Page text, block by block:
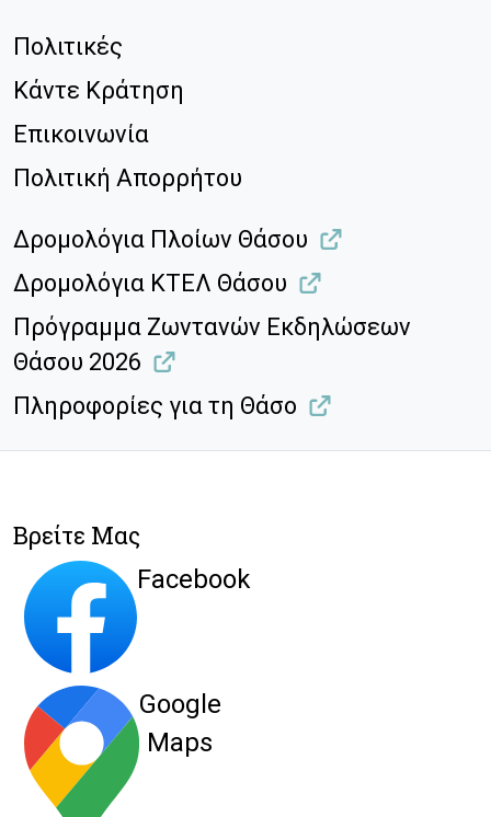
Πολιτικές
Κάντε Κράτηση
Επικοινωνία
Πολιτική Απορρήτου
Δρομολόγια Πλοίων Θάσου
Δρομολόγια ΚΤΕΛ Θάσου
Πρόγραμμα Ζωντανών Εκδηλώσεων
Θάσου 2026
Πληροφορίες για τη Θάσο
Βρείτε Μας
Facebook
Google
Maps